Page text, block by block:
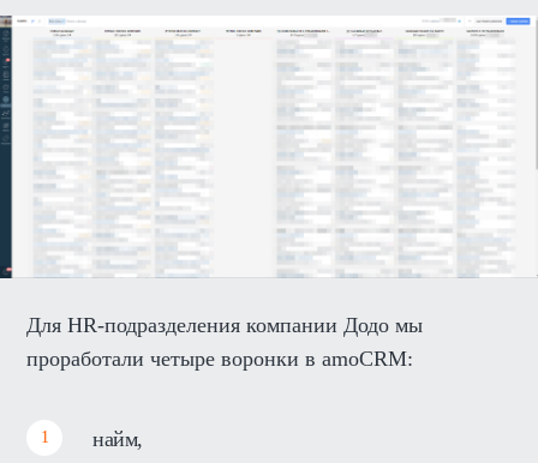
Для HR-подразделения компании Додо мы
проработали четыре воронки в amoCRM:
найм,